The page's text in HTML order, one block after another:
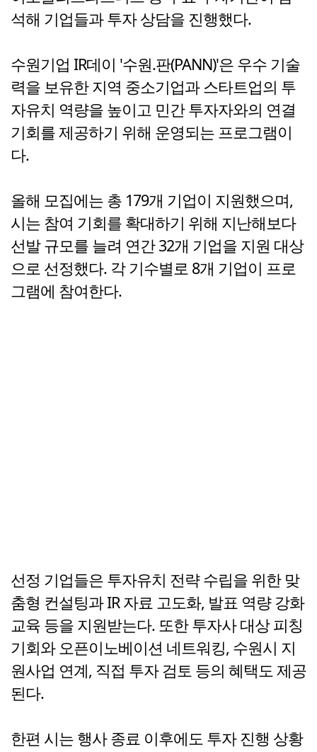
석해 기업들과 투자 상담을 진행했다.
수원기업 IR데이 '수원.판(PANN)'은 우수 기술
력을 보유한 지역 중소기업과 스타트업의 투
자유치 역량을 높이고 민간 투자자와의 연결
기회를 제공하기 위해 운영되는 프로그램이
다.
올해 모집에는 총 179개 기업이 지원했으며,
시는 참여 기회를 확대하기 위해 지난해보다
선발 규모를 늘려 연간 32개 기업을 지원 대상
으로 선정했다. 각 기수별로 8개 기업이 프로
그램에 참여한다.
선정 기업들은 투자유치 전략 수립을 위한 맞
춤형 컨설팅과 IR 자료 고도화, 발표 역량 강화
교육 등을 지원받는다. 또한 투자사 대상 피칭
기회와 오픈이노베이션 네트워킹, 수원시 지
원사업 연계, 직접 투자 검토 등의 혜택도 제공
된다.
한편 시는 행사 종료 이후에도 투자 진행 상황